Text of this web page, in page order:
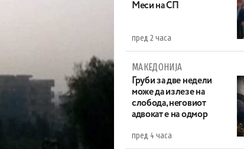
Меси на СП
пред 2 часа
МАКЕДОНИЈА
Груби за две недели
може да излезе на
слобода, неговиот
адвокат е на одмор
пред 4 часа